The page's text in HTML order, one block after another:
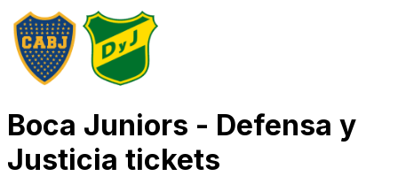
Boca Juniors - Defensa y
Justicia tickets